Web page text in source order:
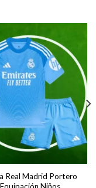
Real Madrid Portero
Niños